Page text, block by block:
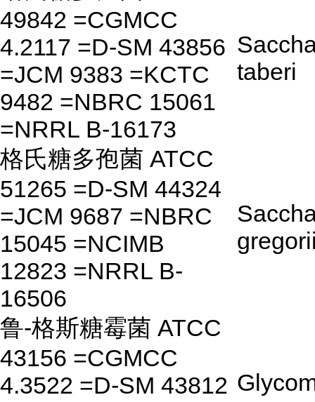
49842 =CGMCC
4.2117 =D-SM 43856
=JCM 9383 =KCTC
9482 =NBRC 15061
=NRRL B-16173
taberi
格氏糖多孢菌 ATCC
51265 =D-SM 44324
=JCM 9687 =NBRC
15045 =NCIMB
12823 =NRRL B-
16506
鲁-格斯糖霉菌 ATCC
43156 =CGMCC
4.3522 =D-SM 43812